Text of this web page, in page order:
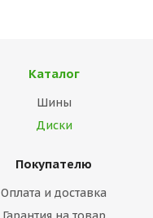
Каталог
Шины
Диски
Покупателю
Оплата и доставка